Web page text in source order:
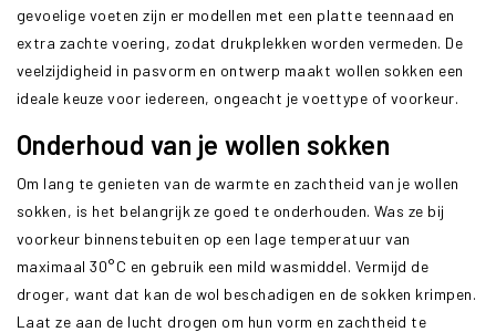
gevoelige voeten zijn er modellen met een platte teennaad en
extra zachte voering, zodat drukplekken worden vermeden. De
veelzijdigheid in pasvorm en ontwerp maakt wollen sokken een
ideale keuze voor iedereen, ongeacht je voettype of voorkeur.
Onderhoud van je wollen sokken
Om lang te genieten van de warmte en zachtheid van je wollen
sokken, is het belangrijk ze goed te onderhouden. Was ze bij
voorkeur binnenstebuiten op een lage temperatuur van
maximaal 30°C en gebruik een mild wasmiddel. Vermijd de
droger, want dat kan de wol beschadigen en de sokken krimpen.
Laat ze aan de lucht drogen om hun vorm en zachtheid te